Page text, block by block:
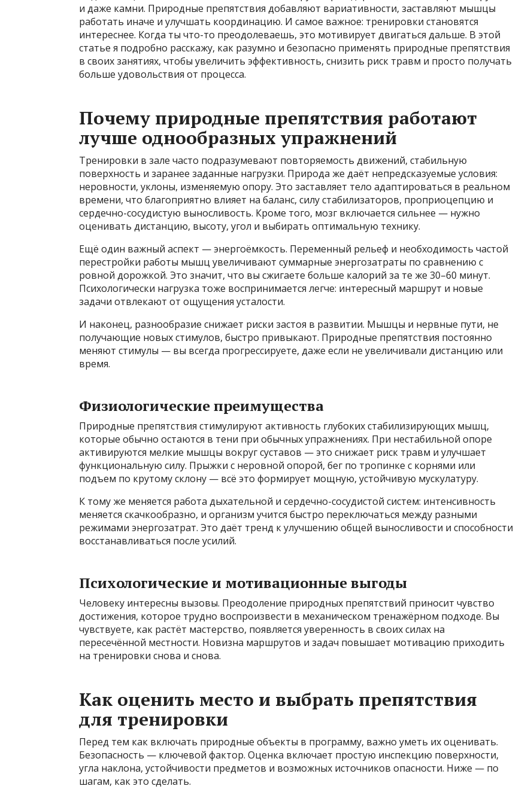
и даже камни. Природные препятствия добавляют вариативности, заставляют мышцы
работать иначе и улучшать координацию. И самое важное: тренировки становятся
интереснее. Когда ты что-то преодолеваешь, это мотивирует двигаться дальше. В этой
статье я подробно расскажу, как разумно и безопасно применять природные препятствия
в своих занятиях, чтобы увеличить эффективность, снизить риск травм и просто получать
больше удовольствия от процесса.
Почему природные препятствия работают
лучше однообразных упражнений
Тренировки в зале часто подразумевают повторяемость движений, стабильную
поверхность и заранее заданные нагрузки. Природа же даёт непредсказуемые условия:
неровности, уклоны, изменяемую опору. Это заставляет тело адаптироваться в реальном
времени, что благоприятно влияет на баланс, силу стабилизаторов, проприоцепцию и
сердечно-сосудистую выносливость. Кроме того, мозг включается сильнее — нужно
оценивать дистанцию, высоту, угол и выбирать оптимальную технику.
Ещё один важный аспект — энергоёмкость. Переменный рельеф и необходимость частой
перестройки работы мышц увеличивают суммарные энергозатраты по сравнению с
ровной дорожкой. Это значит, что вы сжигаете больше калорий за те же 30–60 минут.
Психологически нагрузка тоже воспринимается легче: интересный маршрут и новые
задачи отвлекают от ощущения усталости.
И наконец, разнообразие снижает риски застоя в развитии. Мышцы и нервные пути, не
получающие новых стимулов, быстро привыкают. Природные препятствия постоянно
меняют стимулы — вы всегда прогрессируете, даже если не увеличивали дистанцию или
время.
Физиологические преимущества
Природные препятствия стимулируют активность глубоких стабилизирующих мышц,
которые обычно остаются в тени при обычных упражнениях. При нестабильной опоре
активируются мелкие мышцы вокруг суставов — это снижает риск травм и улучшает
функциональную силу. Прыжки с неровной опорой, бег по тропинке с корнями или
подъем по крутому склону — всё это формирует мощную, устойчивую мускулатуру.
К тому же меняется работа дыхательной и сердечно-сосудистой систем: интенсивность
меняется скачкообразно, и организм учится быстро переключаться между разными
режимами энергозатрат. Это даёт тренд к улучшению общей выносливости и способности
восстанавливаться после усилий.
Психологические и мотивационные выгоды
Человеку интересны вызовы. Преодоление природных препятствий приносит чувство
достижения, которое трудно воспроизвести в механическом тренажёрном подходе. Вы
чувствуете, как растёт мастерство, появляется уверенность в своих силах на
пересечённой местности. Новизна маршрутов и задач повышает мотивацию приходить
на тренировки снова и снова.
Как оценить место и выбрать препятствия
для тренировки
Перед тем как включать природные объекты в программу, важно уметь их оценивать.
Безопасность — ключевой фактор. Оценка включает простую инспекцию поверхности,
угла наклона, устойчивости предметов и возможных источников опасности. Ниже — по
шагам, как это сделать.